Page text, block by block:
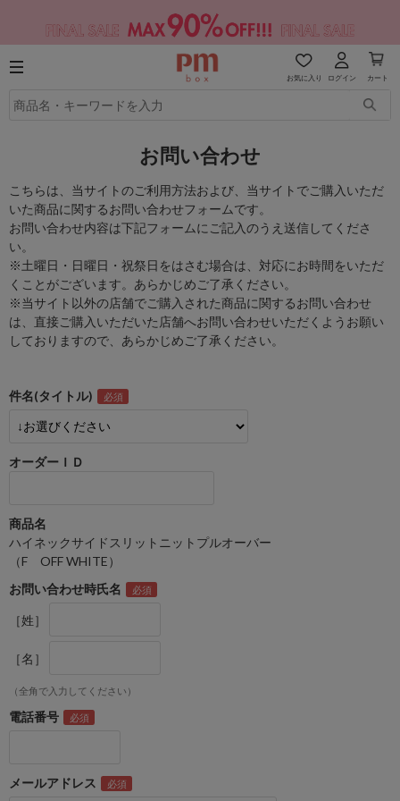
お気に入り ログイン カート
お問い合わせ
こちらは、当サイトのご利用方法および、当サイトでご購入いただ
いた商品に関するお問い合わせフォームです。
お問い合わせ内容は下記フォームにご記入のうえ送信してくださ
い。
※土曜日・日曜日・祝祭日をはさむ場合は、対応にお時間をいただ
くことがございます。あらかじめご了承ください。
※当サイト以外の店舗でご購入された商品に関するお問い合わせ
は、直接ご購入いただいた店舗へお問い合わせいただくようお願い
しておりますので、あらかじめご了承ください。
件名(タイトル)
オーダーＩＤ
商品名
ハイネックサイドスリットニットプルオーバー
（F OFF WHITE）
お問い合わせ時氏名
［姓］
［名］
（全角で入力してください）
電話番号
メールアドレス